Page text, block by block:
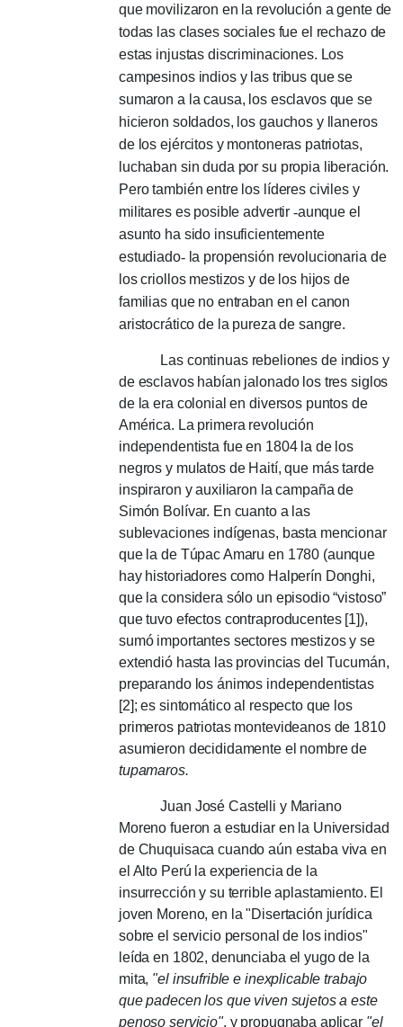
que movilizaron en la revolución a gente de
todas las clases sociales fue el rechazo de
estas injustas discriminaciones. Los
campesinos indios y las tribus que se
sumaron a la causa, los esclavos que se
hicieron soldados, los gauchos y llaneros
de los ejércitos y montoneras patriotas,
luchaban sin duda por su propia liberación.
Pero también entre los líderes civiles y
militares es posible advertir-aunque el
asunto ha sido insuficientemente
estudiado-la propensión revolucionaria de
los criollos mestizos y de los hijos de
familias que no entraban en el canon
aristocrático de la pureza de sangre.
Las continuas rebeliones de indios y
de esclavos habían jalonado los tres siglos
de la era colonial en diversos puntos de
América. La primera revolución
independentista fue en 1804 la de los
negros y mulatos de Haití, que más tarde
inspiraron y auxiliaron la campaña de
Simón Bolívar. En cuanto a las
sublevaciones indígenas, basta mencionar
que la de Túpac Amaru en 1780 (aunque
hay historiadores como Halperín Donghi,
que la considera sólo un episodio “vistoso”
que tuvo efectos contraproducentes [1]),
sumó importantes sectores mestizos y se
extendió hasta las provincias del Tucumán,
preparando los ánimos independentistas
[2]; es sintomático al respecto que los
primeros patriotas montevideanos de 1810
asumieron decididamente el nombre de
tupamaros.
Juan José Castelli y Mariano
Moreno fueron a estudiar en la Universidad
de Chuquisaca cuando aún estaba viva en
el Alto Perú la experiencia de la
insurrección y su terrible aplastamiento. El
joven Moreno, en la "Disertación jurídica
sobre el servicio personal de los indios"
leída en 1802, denunciaba el yugo de la
mita, "el insufrible e inexplicable trabajo
que padecen los que viven sujetos a este
penoso servicio", y propugnaba aplicar "el